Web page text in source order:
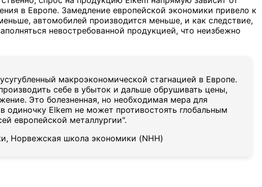
в Европе. Замедление европейской экономики привело к
автомобилей производится меньше, и как следствие,
невостребованной продукцией, что неизбежно
макроэкономической стагнацией в Европе.
себе в убыток и дальше обрушивать цены,
Это болезненная, но необходимая мера для
Elkem не может противостоять глобальным
европейской металлургии".
Норвежская школа экономики (NHH)